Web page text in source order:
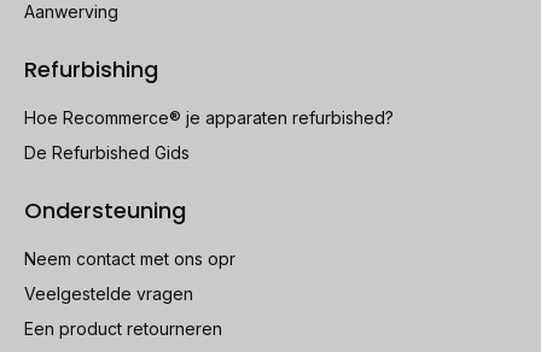
Aanwerving
Refurbishing
Hoe Recommerce® je apparaten refurbished?
De Refurbished Gids
Ondersteuning
Neem contact met ons opr
Veelgestelde vragen
Een product retourneren